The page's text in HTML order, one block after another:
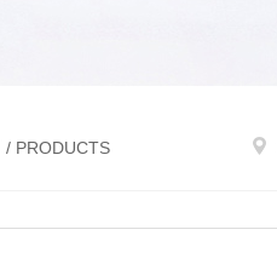
/ PRODUCTS